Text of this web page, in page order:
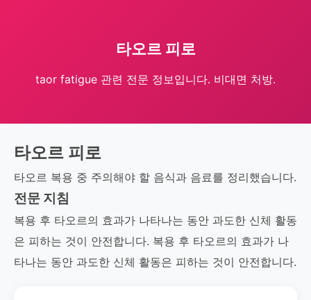
타오르 피로
taor fatigue 관련 전문 정보입니다. 비대면 처방.
타오르 피로
타오르 복용 중 주의해야 할 음식과 음료를 정리했습니다.
전문 지침
복용 후 타오르의 효과가 나타나는 동안 과도한 신체 활동
은 피하는 것이 안전합니다. 복용 후 타오르의 효과가 나
타나는 동안 과도한 신체 활동은 피하는 것이 안전합니다.